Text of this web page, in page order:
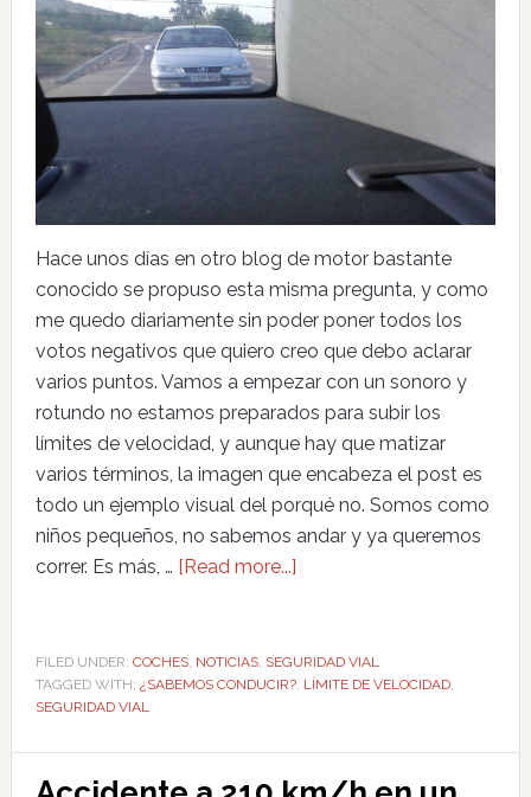
Hace unos días en otro blog de motor bastante
conocido se propuso esta misma pregunta, y como
me quedo diariamente sin poder poner todos los
votos negativos que quiero creo que debo aclarar
varios puntos. Vamos a empezar con un sonoro y
rotundo no estamos preparados para subir los
límites de velocidad, y aunque hay que matizar
varios términos, la imagen que encabeza el post es
todo un ejemplo visual del porqué no. Somos como
niños pequeños, no sabemos andar y ya queremos
correr. Es más, … [Read more...]
FILED UNDER: COCHES, NOTICIAS, SEGURIDAD VIAL
TAGGED WITH: ¿SABEMOS CONDUCIR?, LÍMITE DE VELOCIDAD,
SEGURIDAD VIAL